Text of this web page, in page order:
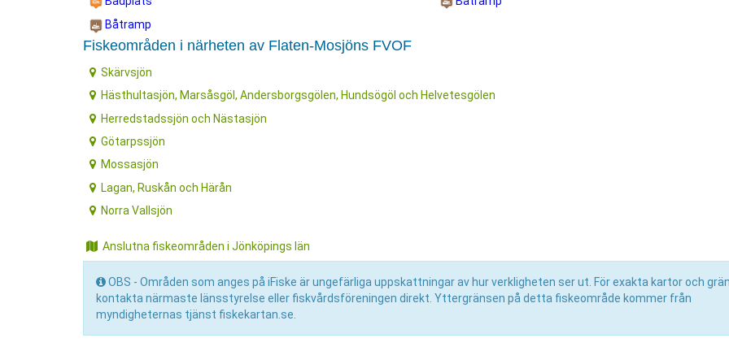
Båtramp
Fiskeområden i närheten av Flaten-Mosjöns FVOF
Skärvsjön
Hästhultasjön, Marsåsgöl, Andersborgsgölen, Hundsögöl och Helvetesgölen
Herredstadssjön och Nästasjön
Götarpssjön
Mossasjön
Lagan, Ruskån och Härån
Norra Vallsjön
Anslutna fiskeområden i Jönköpings län
OBS - Områden som anges på iFiske är ungefärliga uppskattningar av hur verkligheten ser ut. För exakta kartor och
kontakta närmaste länsstyrelse eller fiskvårdsföreningen direkt. Yttergränsen på detta fiskeområde kommer från
myndigheternas tjänst fiskekartan.se.